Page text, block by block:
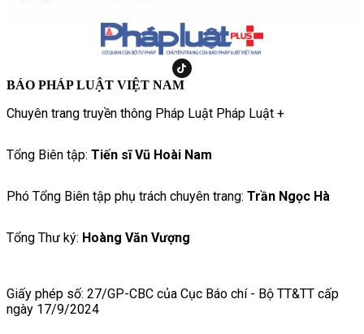
BÁO PHÁP LUẬT VIỆT NAM
Chuyên trang truyền thông Pháp Luật Pháp Luật +
Tổng Biên tập: Tiến sĩ Vũ Hoài Nam
Phó Tổng Biên tập phụ trách chuyên trang: Trần Ngọc Hà
Tổng Thư ký: Hoàng Văn Vượng
Giấy phép số: 27/GP-CBC của Cục Báo chí - Bộ TT&TT cấp
ngày 17/9/2024